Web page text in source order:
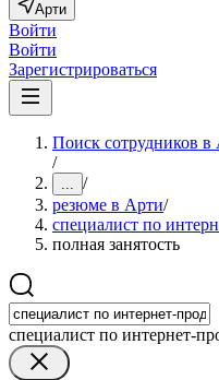
Арти
Войти
Войти
Зарегистрироваться
Поиск сотрудников в
/
... /
резюме в Арти/
специалист по
полная занятость
специалист по интернет-